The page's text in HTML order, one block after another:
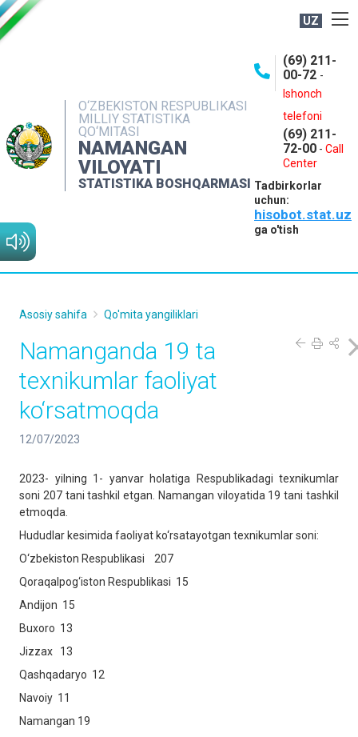
UZ
O‘ZBEKISTON RESPUBLIKASI
MILLIY STATISTIKA
QO‘MITASI
NAMANGAN
VILOYATI
STATISTIKA BOSHQARMASI
(69) 211-
00-72 -
Ishonch
telefoni
(69) 211-
72-00 - Call
Center
Tadbirkorlar
uchun:
hisobot.stat.uz
ga o'tish
NASHRLAR
INTERAKTIV XIZMATLAR
MATBUOT XIZMATI
MUROJAATLAR
Asosiy sahifa Qo'mita yangiliklari
Namanganda 19 ta
texnikumlar faoliyat
ko‘rsatmoqda
12/07/2023
2023- yilning 1- yanvar holatiga Respublikadagi texnikumlar
soni 207 tani tashkil etgan. Namangan viloyatida 19 tani tashkil
etmoqda.
Hududlar kesimida faoliyat ko‘rsatayotgan texnikumlar soni:
O‘zbekiston Respublikasi 207
Qoraqalpog‘iston Respublikasi 15
Andijon 15
Buxoro 13
Jizzax 13
Qashqadaryo 12
Navoiy 11
Namangan 19